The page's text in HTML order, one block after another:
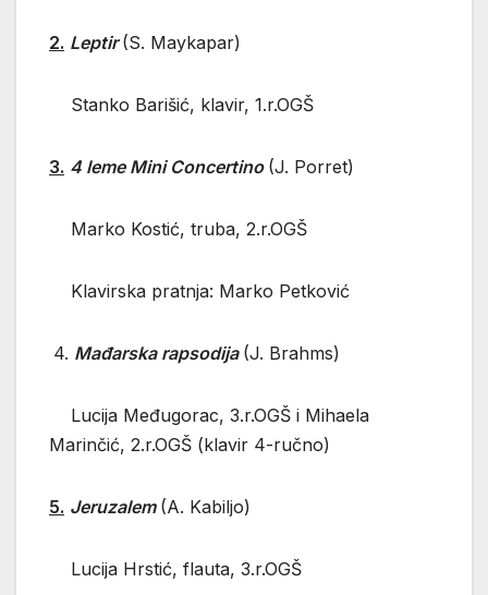
2. Leptir (S. Maykapar)
Stanko Barišić, klavir, 1.r.OGŠ
3. 4 leme Mini Concertino (J. Porret)
Marko Kostić, truba, 2.r.OGŠ
Klavirska pratnja: Marko Petković
4. Mađarska rapsodija (J. Brahms)
Lucija Međugorac, 3.r.OGŠ i Mihaela
Marinčić, 2.r.OGŠ (klavir 4-ručno)
5. Jeruzalem (A. Kabiljo)
Lucija Hrstić, flauta, 3.r.OGŠ